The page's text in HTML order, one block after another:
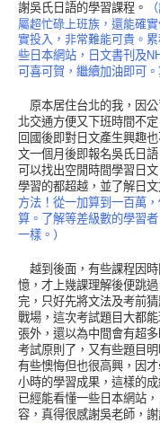
謝吳氏日語的學習課程。
屬超忙碌上班族，還能確
實投入，非常難能可貴。
些日本網站，日文書刊及
可喜可賀，繼續加油即可
原本居住台北的我，因
北交通方便又下班時間不
回國後即對日文產生興趣
文一個月後即報名吳氏日
可以找出空閒時間學習日
學習的都超越，並了解日
方法！從一加算到一百萬
算。了解等差級數的學習
一樣。）
越到後面，有些課程因時
憶，才上幾課理解後便跳
完，只好先將文法及考前
戰場，這次考試題目大都
張外，還以為中間會有超
考試原則了，又有些題目
有些懊悔但也很高興，因
小時的學習成果，這樣的
已經能看懂一些日本網站
容，真得很感謝吳老師，謝